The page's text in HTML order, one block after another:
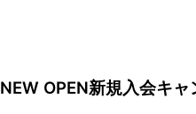
NEW OPEN新規入会キャ